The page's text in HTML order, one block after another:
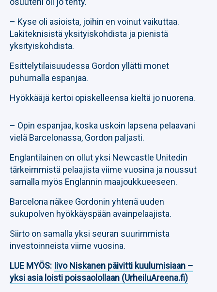
– Kyse oli asioista, joihin en voinut vaikuttaa.
Lakiteknisistä yksityiskohdista ja pienistä
yksityiskohdista.
Esittelytilaisuudessa Gordon yllätti monet
puhumalla espanjaa.
Hyökkääjä kertoi opiskelleensa kieltä jo nuorena.
– Opin espanjaa, koska uskoin lapsena pelaavani
vielä Barcelonassa, Gordon paljasti.
Englantilainen on ollut yksi Newcastle Unitedin
tärkeimmistä pelaajista viime vuosina ja noussut
samalla myös Englannin maajoukkueeseen.
Barcelona näkee Gordonin yhtenä uuden
sukupolven hyökkäyspään avainpelaajista.
Siirto on samalla yksi seuran suurimmista
investoinneista viime vuosina.
LUE MYÖS: Iivo Niskanen päivitti kuulumisiaan –
yksi asia loisti poissaolollaan (UrheiluAreena.fi)